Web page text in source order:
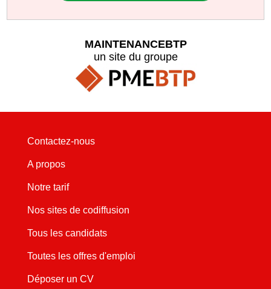
MAINTENANCEBTP
un site du groupe
Contactez-nous
A propos
Notre tarif
Nos sites de codiffusion
Tous les candidats
Toutes les offres d'emploi
Déposer un CV